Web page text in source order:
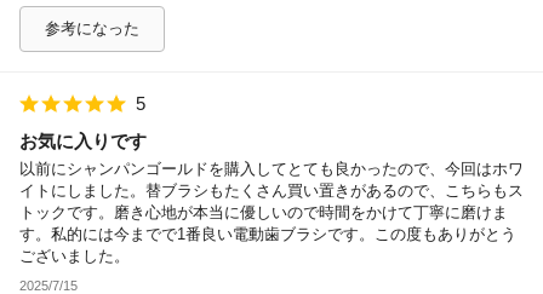
参考になった
5
お気に入りです
以前にシャンパンゴールドを購入してとても良かったので、今回はホワ
イトにしました。替ブラシもたくさん買い置きがあるので、こちらもス
トックです。磨き心地が本当に優しいので時間をかけて丁寧に磨けま
す。私的には今までで1番良い電動歯ブラシです。この度もありがとう
ございました。
2025/7/15